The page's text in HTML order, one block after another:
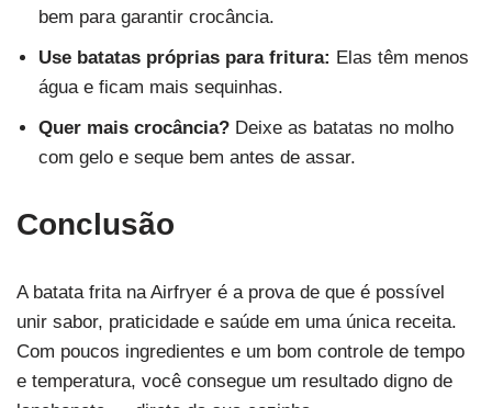
bem para garantir crocância.
Use batatas próprias para fritura: Elas têm menos
água e ficam mais sequinhas.
Quer mais crocância? Deixe as batatas no molho
com gelo e seque bem antes de assar.
Conclusão
A batata frita na Airfryer é a prova de que é possível
unir sabor, praticidade e saúde em uma única receita.
Com poucos ingredientes e um bom controle de tempo
e temperatura, você consegue um resultado digno de